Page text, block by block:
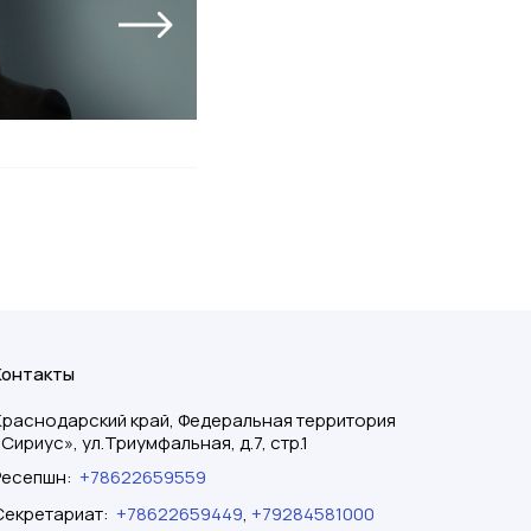
край, Федеральная территория
ул.Триумфальная, д.7, стр.1
: +78622659559
: +78622659449, +79284581000